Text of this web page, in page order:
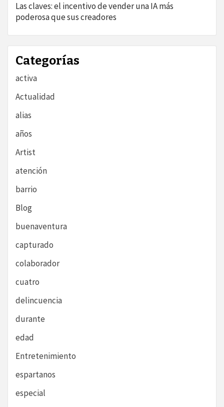
Las claves: el incentivo de vender una IA más
poderosa que sus creadores
Categorías
activa
Actualidad
alias
años
Artist
atención
barrio
Blog
buenaventura
capturado
colaborador
cuatro
delincuencia
durante
edad
Entretenimiento
espartanos
especial